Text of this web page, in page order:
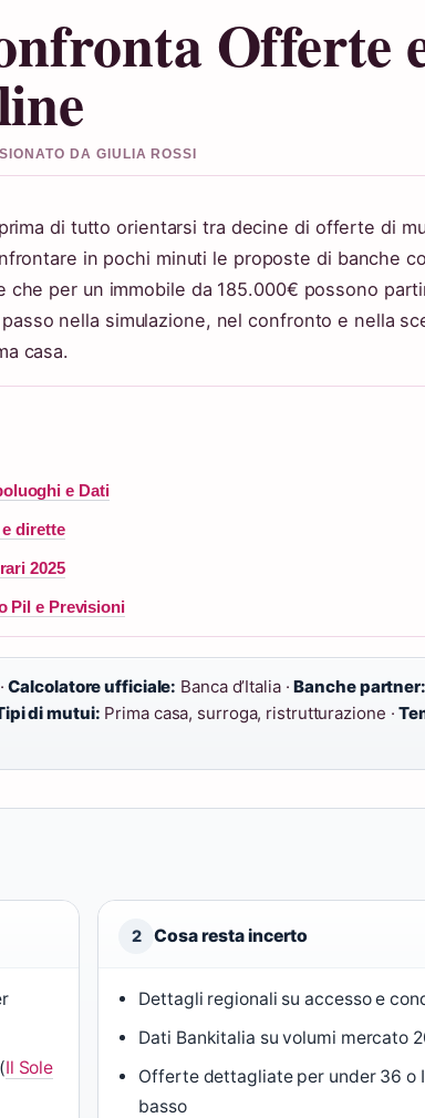
Offerte
DA GIULIA ROSSI
di tutto orientarsi tra decine di offerte di
in pochi minuti le proposte di banche
che per un immobile da 185.000€ possono
nella simulazione, nel confronto e nella
casa.
e Dati
dirette
2025
Pil e Previsioni
Calcolatore ufficiale: Banca d’Italia ·Banche partner:
di mutui: Prima casa, surroga, ristrutturazione ·
Il Sole
2 Cosa resta incerto
Dettagli regionali su accesso e
Dati Bankitalia su volumi mercato
Offerte dettagliate per under 36 o
basso